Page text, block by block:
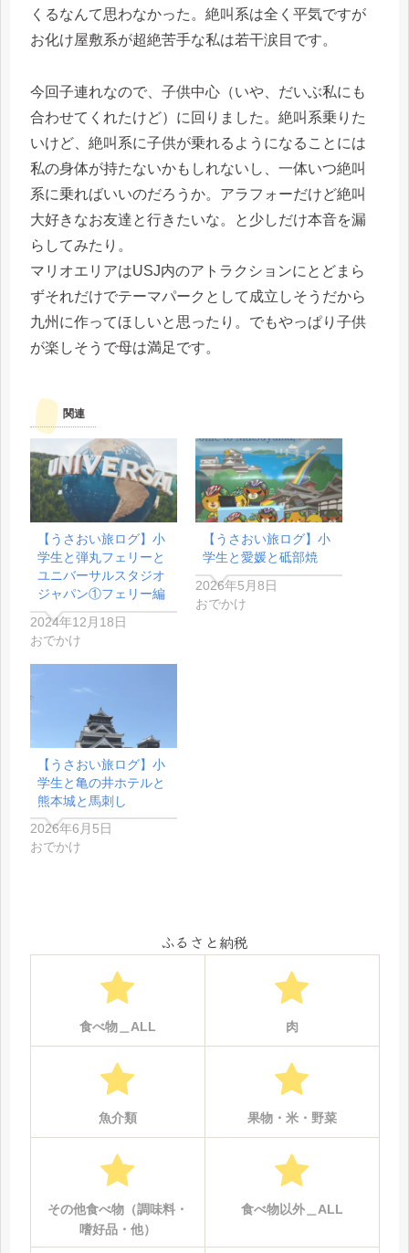
くるなんて思わなかった。絶叫系は全く平気ですが
お化け屋敷系が超絶苦手な私は若干涙目です。
今回子連れなので、子供中心（いや、だいぶ私にも
合わせてくれたけど）に回りました。絶叫系乗りた
いけど、絶叫系に子供が乗れるようになることには
私の身体が持たないかもしれないし、一体いつ絶叫
系に乗ればいいのだろうか。アラフォーだけど絶叫
大好きなお友達と行きたいな。と少しだけ本音を漏
らしてみたり。
マリオエリアはUSJ内のアトラクションにとどまら
ずそれだけでテーマパークとして成立しそうだから
九州に作ってほしいと思ったり。でもやっぱり子供
が楽しそうで母は満足です。
関連
【うさおい旅ログ】小
学生と弾丸フェリーと
ユニバーサルスタジオ
ジャパン①フェリー編
2024年12月18日
おでかけ
【うさおい旅ログ】小
学生と愛媛と砥部焼
2026年5月8日
おでかけ
【うさおい旅ログ】小
学生と亀の井ホテルと
熊本城と馬刺し
2026年6月5日
おでかけ
ふるさと納税
食べ物＿ALL 肉
魚介類 果物・米・野菜
その他食べ物（調味料・
嗜好品・他）
食べ物以外＿ALL